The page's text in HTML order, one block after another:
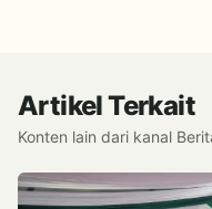
Artikel Terkait
Konten lain dari kanal